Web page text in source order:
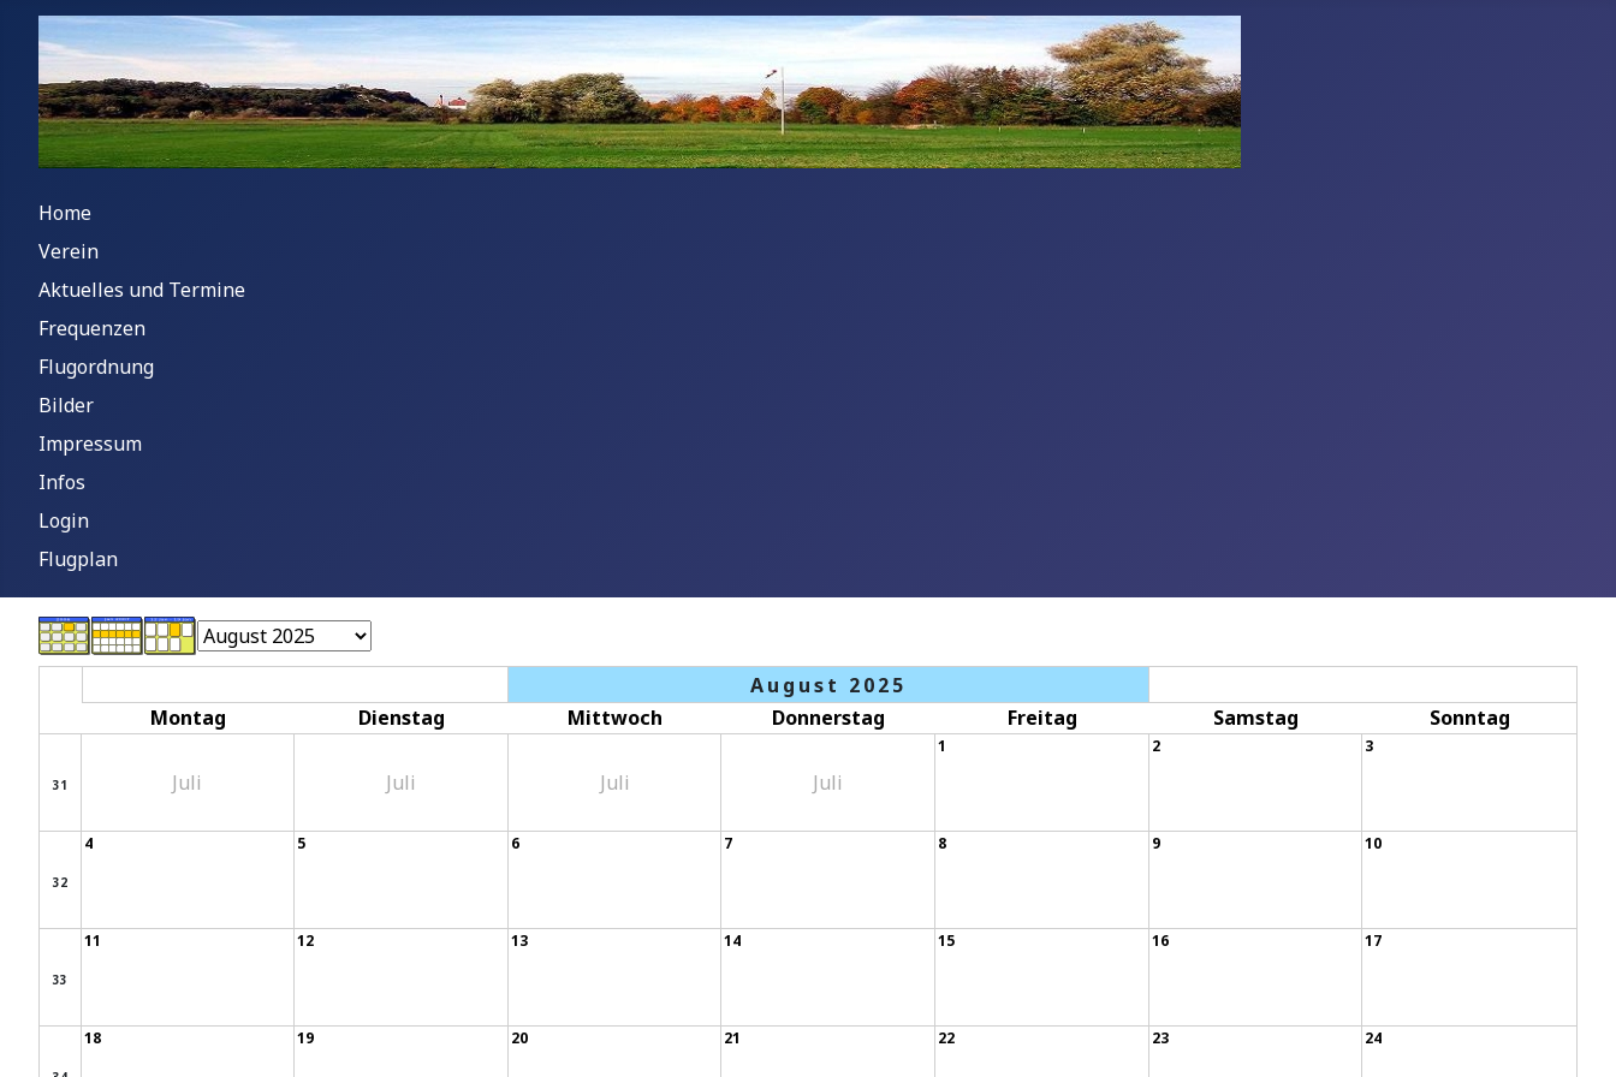
Home
Verein
Aktuelles und Termine
Frequenzen
Flugordnung
Bilder
Impressum
Infos
Login
Flugplan
August 2025
Montag
Dienstag Mittwoch Donnerstag Freitag Samstag Sonntag
31 Juli Juli Juli Juli
1 2 3
32
4 5 6 7 8 9 10
33
11 12 13 14 15 16 17
18 19 20 21 22 23 24